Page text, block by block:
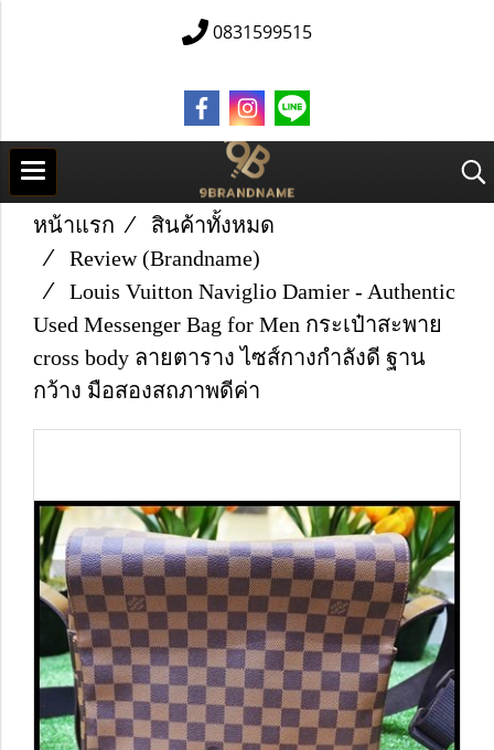
0831599515
หน้าแรก
สินค้าทั้งหมด
Review (Brandname)
Louis Vuitton Naviglio Damier - Authentic
Used Messenger Bag for Men กระเป๋าสะพาย
cross body ลายตาราง ไซส์กางกำลังดี ฐาน
กว้าง มือสองสถภาพดีค่า